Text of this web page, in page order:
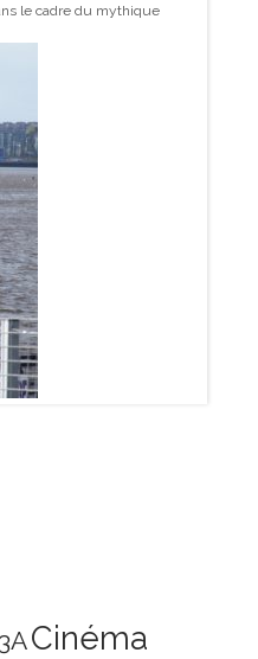
le cadre du mythique
Cinéma